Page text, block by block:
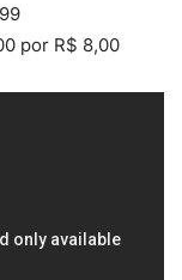
por R$ 8,00